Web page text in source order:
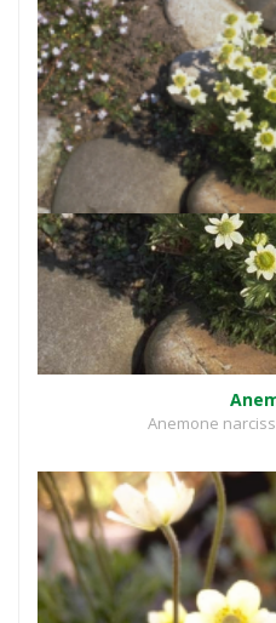
Anemone